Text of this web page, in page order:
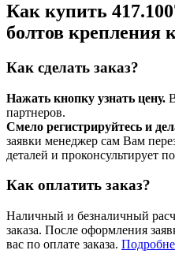
Как купить
болтов
Как сделать заказ?
Нажать кнопку узнать цену.
партнеров.
Смело регистрируйтесь и
заявки менеджер сам Вам
деталей и проконсультирует
Как оплатить заказ?
Наличный и безналичный
заказа. После оформления
вас по оплате заказа.